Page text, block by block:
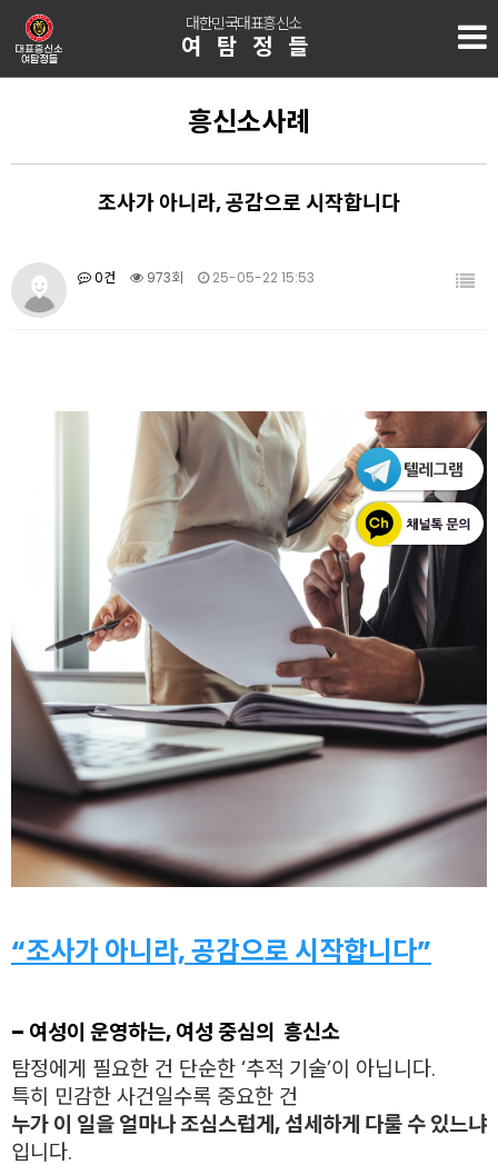
대한민국대표흥신소
여탐정들
흥신소사례
조사가 아니라, 공감으로 시작합니다
0건 973회 25-05-22 15:53
“조사가 아니라, 공감으로 시작합니다”
– 여성이 운영하는, 여성 중심의 흥신소
탐정에게 필요한 건 단순한 ‘추적 기술’이 아닙니다.
특히 민감한 사건일수록 중요한 건
누가 이 일을 얼마나 조심스럽게, 섬세하게 다룰 수 있느냐
입니다.